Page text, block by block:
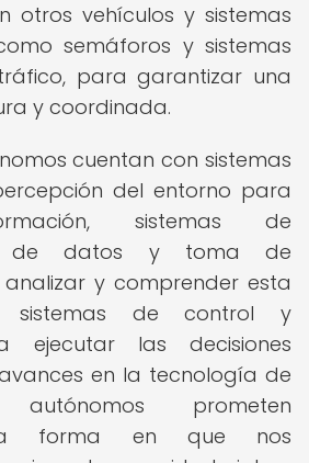
otros vehículos y sistemas
semáforos y sistemas
para garantizar una
y coordinada.
cuentan con sistemas
del entorno para
sistemas de
de datos y toma de
y comprender esta
sistemas de control y
ejecutar las decisiones
en la tecnología de
prometen
la forma en que nos